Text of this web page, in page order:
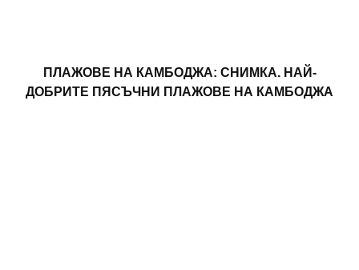
ПЛАЖОВЕ НА КАМБОДЖА: СНИМКА. НАЙ-
ДОБРИТЕ ПЯСЪЧНИ ПЛАЖОВЕ НА КАМБОДЖА